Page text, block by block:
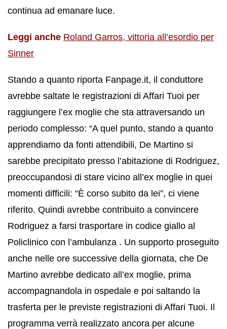
continua ad emanare luce.
Leggi anche Roland Garros, vittoria all’esordio per
Sinner
Stando a quanto riporta Fanpage.it, il conduttore
avrebbe saltate le registrazioni di Affari Tuoi per
raggiungere l’ex moglie che sta attraversando un
periodo complesso: “A quel punto, stando a quanto
apprendiamo da fonti attendibili, De Martino si
sarebbe precipitato presso l’abitazione di Rodriguez,
preoccupandosi di stare vicino all’ex moglie in quei
momenti difficili: “È corso subito da lei”, ci viene
riferito. Quindi avrebbe contribuito a convincere
Rodriguez a farsi trasportare in codice giallo al
Policlinico con l’ambulanza . Un supporto proseguito
anche nelle ore successive della giornata, che De
Martino avrebbe dedicato all’ex moglie, prima
accompagnandola in ospedale e poi saltando la
trasferta per le previste registrazioni di Affari Tuoi. Il
programma verrà realizzato ancora per alcune